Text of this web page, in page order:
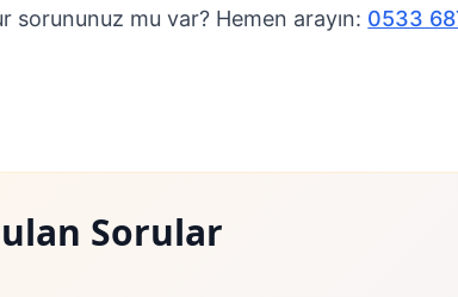
sorununuz mu var? Hemen arayın: 0533
Sorular